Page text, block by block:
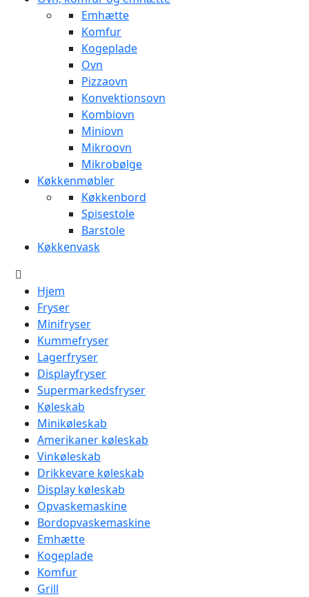
Emhætte
Komfur
Kogeplade
Ovn
Pizzaovn
Konvektionsovn
Kombiovn
Miniovn
Mikroovn
Mikrobølge
Køkkenmøbler
Køkkenbord
Spisestole
Barstole
Køkkenvask
Hjem
Fryser
Minifryser
Kummefryser
Lagerfryser
Displayfryser
Supermarkedsfryser
Køleskab
Minikøleskab
Amerikaner køleskab
Vinkøleskab
Drikkevare køleskab
Display køleskab
Opvaskemaskine
Bordopvaskemaskine
Emhætte
Kogeplade
Komfur
Grill